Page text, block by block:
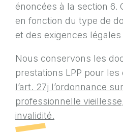
énoncées à la section 6.
en fonction du type de
et des exigences
Nous conservons les
prestations LPP pour
l’art. 27j l’ordonnance
professionnelle
invalidité.